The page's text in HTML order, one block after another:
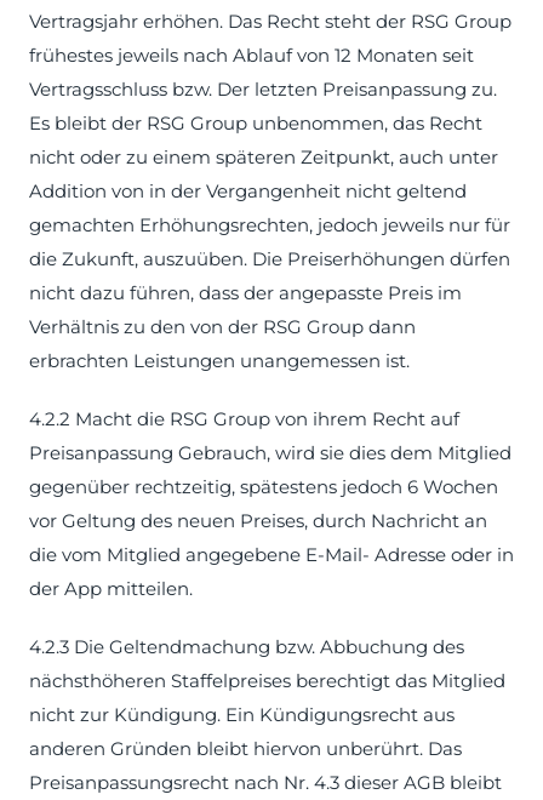
Vertragsjahr erhöhen. Das Recht steht der RSG Group
frühestes jeweils nach Ablauf von 12 Monaten seit
Vertragsschluss bzw. Der letzten Preisanpassung zu.
Es bleibt der RSG Group unbenommen, das Recht
nicht oder zu einem späteren Zeitpunkt, auch unter
Addition von in der Vergangenheit nicht geltend
gemachten Erhöhungsrechten, jedoch jeweils nur für
die Zukunft, auszuüben. Die Preiserhöhungen dürfen
nicht dazu führen, dass der angepasste Preis im
Verhältnis zu den von der RSG Group dann
erbrachten Leistungen unangemessen ist.
4.2.2 Macht die RSG Group von ihrem Recht auf
Preisanpassung Gebrauch, wird sie dies dem Mitglied
gegenüber rechtzeitig, spätestens jedoch 6 Wochen
vor Geltung des neuen Preises, durch Nachricht an
die vom Mitglied angegebene E-Mail- Adresse oder in
der App mitteilen.
4.2.3 Die Geltendmachung bzw. Abbuchung des
nächsthöheren Staffelpreises berechtigt das Mitglied
nicht zur Kündigung. Ein Kündigungsrecht aus
anderen Gründen bleibt hiervon unberührt. Das
Preisanpassungsrecht nach Nr. 4.3 dieser AGB bleibt